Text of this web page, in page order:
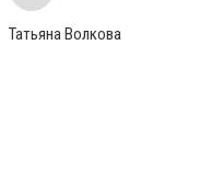
Татьяна Волкова